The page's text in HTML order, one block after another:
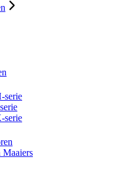
serie
serie